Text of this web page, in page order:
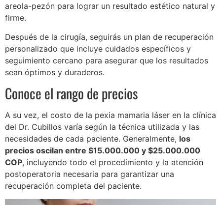
areola-pezón para lograr un resultado estético natural y
firme.
Después de la cirugía, seguirás un plan de recuperación
personalizado que incluye cuidados específicos y
seguimiento cercano para asegurar que los resultados
sean óptimos y duraderos.
Conoce el rango de precios
A su vez, el costo de la pexia mamaria láser en la clínica
del Dr. Cubillos varía según la técnica utilizada y las
necesidades de cada paciente. Generalmente, los
precios oscilan entre $15.000.000 y $25.000.000
COP, incluyendo todo el procedimiento y la atención
postoperatoria necesaria para garantizar una
recuperación completa del paciente.